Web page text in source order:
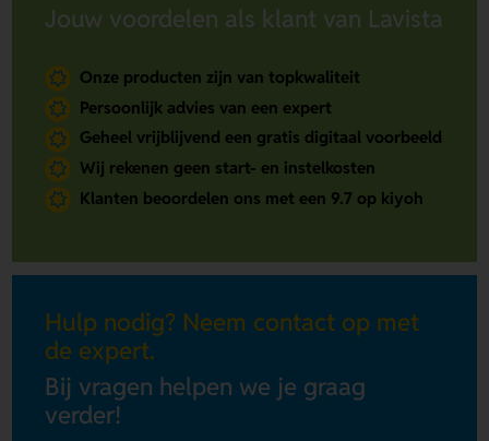
Jouw voordelen als klant van Lavista
Onze producten zijn van topkwaliteit
Persoonlijk advies van een expert
Geheel vrijblijvend een gratis digitaal voorbeeld
Wij rekenen geen start- en instelkosten
Klanten beoordelen ons met een 9.7 op kiyoh
Hulp nodig? Neem contact op met
de expert.
Bij vragen helpen we je graag
verder!